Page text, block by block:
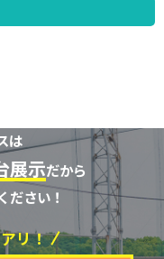
は
展示だから
ださい！
リ！